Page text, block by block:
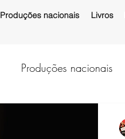
Produções nacionais Livros
Produções nacionais